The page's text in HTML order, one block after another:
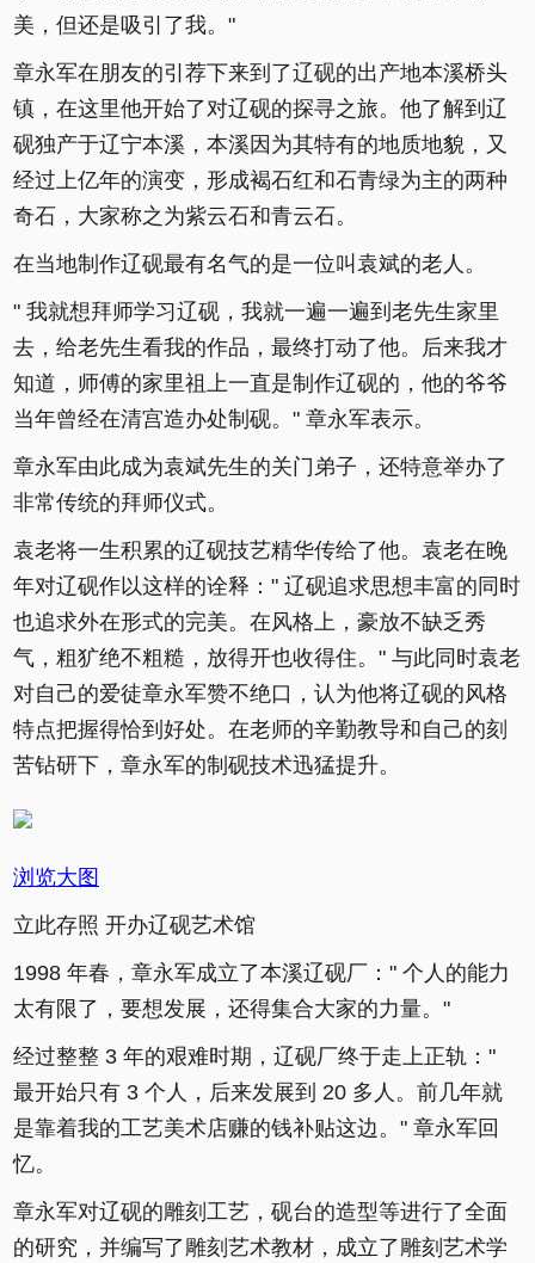
美，但还是吸引了我。"
章永军在朋友的引荐下来到了辽砚的出产地本溪桥头
镇，在这里他开始了对辽砚的探寻之旅。他了解到辽
砚独产于辽宁本溪，本溪因为其特有的地质地貌，又
经过上亿年的演变，形成褐石红和石青绿为主的两种
奇石，大家称之为紫云石和青云石。
在当地制作辽砚最有名气的是一位叫袁斌的老人。
" 我就想拜师学习辽砚，我就一遍一遍到老先生家里
去，给老先生看我的作品，最终打动了他。后来我才
知道，师傅的家里祖上一直是制作辽砚的，他的爷爷
当年曾经在清宫造办处制砚。" 章永军表示。
章永军由此成为袁斌先生的关门弟子，还特意举办了
非常传统的拜师仪式。
袁老将一生积累的辽砚技艺精华传给了他。袁老在晚
年对辽砚作以这样的诠释：" 辽砚追求思想丰富的同时
也追求外在形式的完美。在风格上，豪放不缺乏秀
气，粗犷绝不粗糙，放得开也收得住。" 与此同时袁老
对自己的爱徒章永军赞不绝口，认为他将辽砚的风格
特点把握得恰到好处。在老师的辛勤教导和自己的刻
苦钻研下，章永军的制砚技术迅猛提升。
浏览大图
立此存照 开办辽砚艺术馆
1998 年春，章永军成立了本溪辽砚厂：" 个人的能力
太有限了，要想发展，还得集合大家的力量。"
经过整整 3 年的艰难时期，辽砚厂终于走上正轨："
最开始只有 3 个人，后来发展到 20 多人。前几年就
是靠着我的工艺美术店赚的钱补贴这边。" 章永军回
忆。
章永军对辽砚的雕刻工艺，砚台的造型等进行了全面
的研究，并编写了雕刻艺术教材，成立了雕刻艺术学